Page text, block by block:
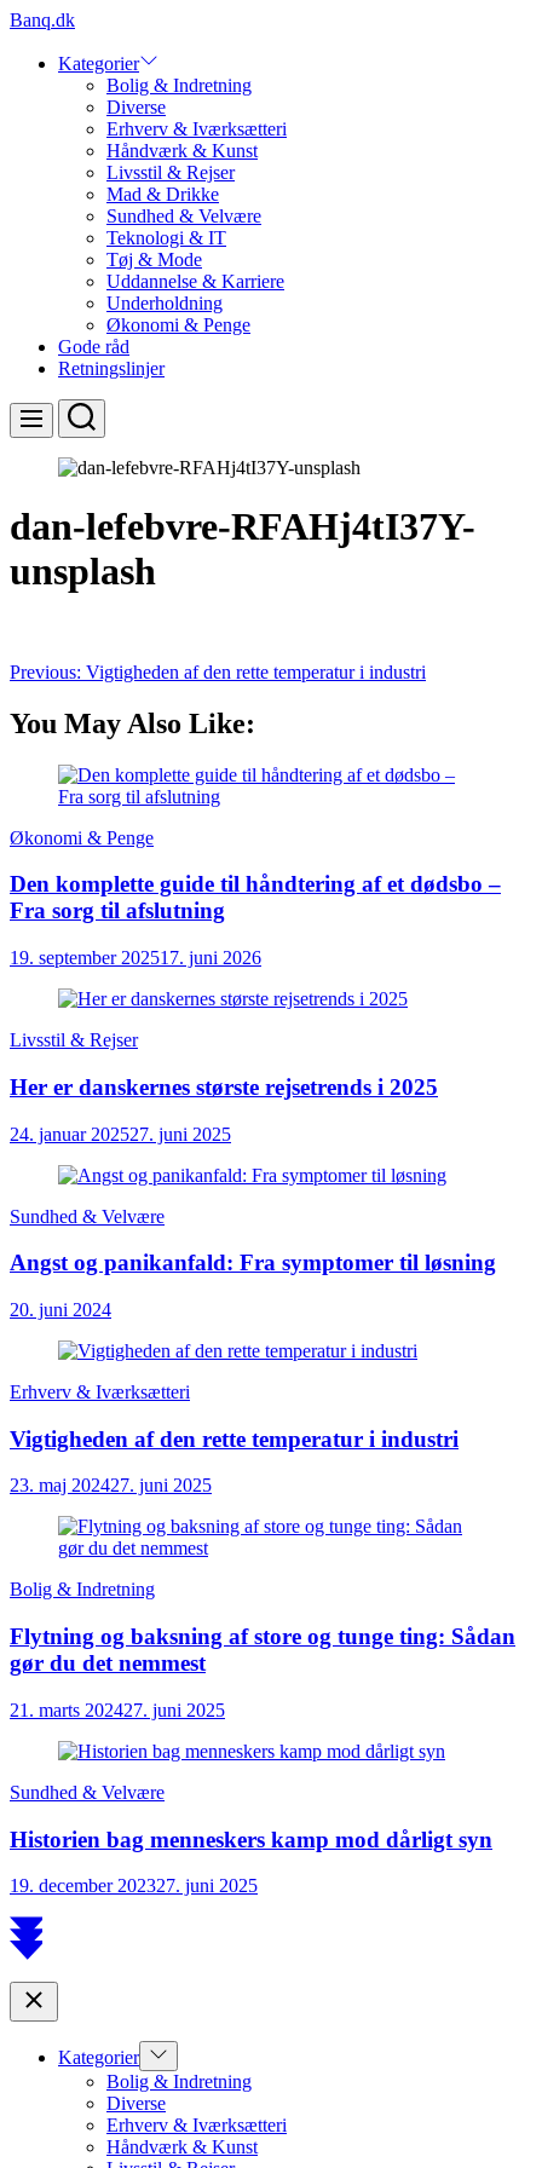
Skip
content
Banq.dk
Kategorier
Bolig & Indretning
Diverse
Erhverv & Iværksætteri
Håndværk & Kunst
Livsstil & Rejser
Mad & Drikke
Sundhed & Velvære
Teknologi & IT
Tøj & Mode
Uddannelse & Karriere
Underholdning
Økonomi & Penge
Gode råd
Retningslinjer
Menu Search
dan-lefebvre-RFAHj4tI37Y-
unsplash
Indlægsnavigation
Previous: Vigtigheden af den rette temperatur i industri
You May Also Like:
Økonomi & Penge
Den komplette guide til håndtering af et dødsbo –
Fra sorg til afslutning
19. september 202517. juni 2026
Livsstil & Rejser
Her er danskernes største rejsetrends i 2025
24. januar 202527. juni 2025
Sundhed & Velvære
Angst og panikanfald: Fra symptomer til løsning
20. juni 2024
Erhverv & Iværksætteri
Vigtigheden af den rette temperatur i industri
23. maj 202427. juni 2025
Bolig & Indretning
Flytning og baksning af store og tunge ting: Sådan
gør du det nemmest
21. marts 202427. juni 2025
Sundhed & Velvære
Historien bag menneskers kamp mod dårligt syn
19. december 202327. juni 2025
Scroll
to
Close
Kategorier Show
sub
menu
Bolig & Indretning
Diverse
Erhverv & Iværksætteri
Håndværk & Kunst